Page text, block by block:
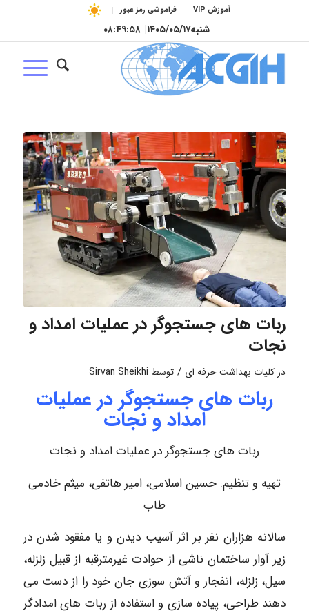
آموزش VIP فراموشی رمز عبور
شنبه۱۴۰۵/۰۵/۱۷| ۰۸:۴۹:۵۹
ربات های جستجوگر در عملیات امداد و
نجات
در کلیات بهداشت حرفه ای / توسط Sirvan Sheikhi
ربات های جستجوگر در عملیات
امداد و نجات
ربات های جستجوگر در عملیات امداد و نجات
تهیه و تنظیم: حسین اسلامی، امیر هاتفی، میثم خادمی
طاب
سالانه هزاران نفر بر اثر آسیب دیدن و یا مفقود شدن در
زیر آوار ساختمان ناشی از حوادث غیرمترقبه از قبیل زلزله،
سیل، زلزله، انفجار و آتش سوزی جان خود را از دست می
دهند طراحی، پیاده سازی و استفاده از ربات های امدادگر